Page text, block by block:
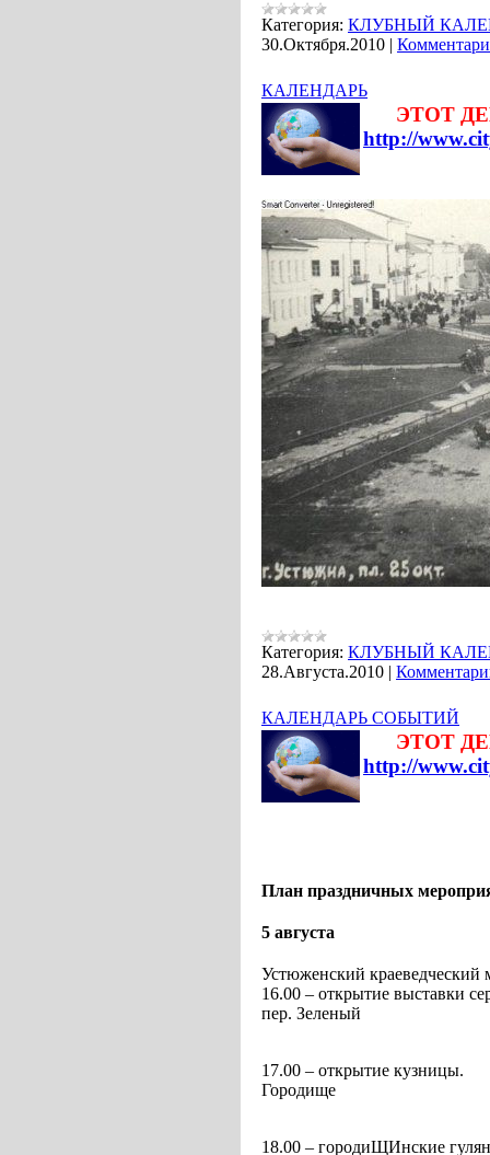
Категория: КЛУБНЫЙ
30.Октября.2010 |
КАЛЕНДАРЬ
ЭТОТ
http://
Категория: КЛУБНЫЙ
28.Августа.2010 |
КАЛЕНДАРЬ СОБЫТИЙ
ЭТОТ
http://
План праздничных
5 августа
Устюженский краеведческий
16.00 – открытие выставки
пер. Зеленый
17.00 – открытие кузницы.
Городище
18.00 – городиЩИнские